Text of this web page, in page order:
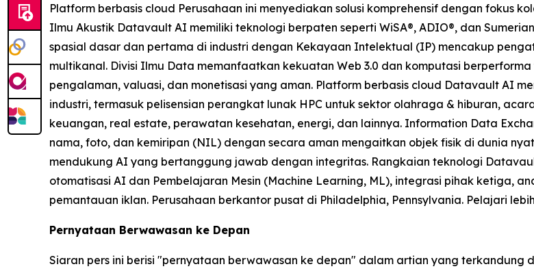
Platform berbasis cloud Perusahaan ini menyediakan solusi komprehensif dengan fokus
Ilmu Akustik Datavault AI memiliki teknologi berpaten seperti WiSA®, ADIO®, dan
spasial dasar dan pertama di industri dengan Kekayaan Intelektual (IP) mencakup
multikanal. Divisi Ilmu Data memanfaatkan kekuatan Web 3.0 dan komputasi
pengalaman, valuasi, dan monetisasi yang aman. Platform berbasis cloud Datavault AI
industri, termasuk pelisensian perangkat lunak HPC untuk sektor olahraga & hiburan,
keuangan, real estate, perawatan kesehatan, energi, dan lainnya. Information Data
nama, foto, dan kemiripan (NIL) dengan secara aman mengaitkan objek fisik di dunia
mendukung AI yang bertanggung jawab dengan integritas. Rangkaian teknologi
otomatisasi AI dan Pembelajaran Mesin (Machine Learning, ML), integrasi pihak ketiga,
pemantauan iklan. Perusahaan berkantor pusat di Philadelphia, Pennsylvania. Pelajari
Pernyataan Berwawasan ke Depan
Siaran pers ini berisi "pernyataan berwawasan ke depan" dalam artian yang terkandung